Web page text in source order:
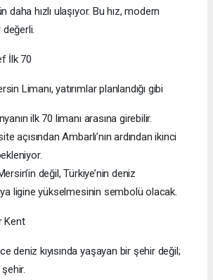
daha hızlı ulaşıyor. Bu hız, modern
İlk 70
Limanı, yatırımlar planlandığı gibi
ilk 70 limanı arasına girebilir.
açısından Ambarlı’nın ardından ikinci
değil, Türkiye’nin deniz
ligine yükselmesinin sembolü olacak.
Kent
deniz kıyısında yaşayan bir şehir değil;